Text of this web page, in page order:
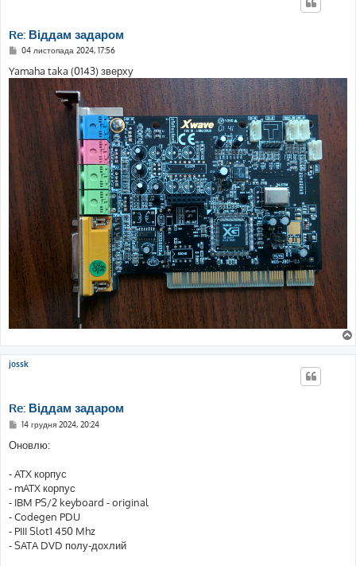
Re: Віддам задаром
П
в
і
о
м
л
н
я
04 листопада 2024, 17:56
Yamaha taka (0143) зверху
jossk
Re: Віддам задаром
П
в
і
о
м
л
е
н
н
я
14 грудня 2024, 20:24
Оновлю:
- ATX корпус
- mATX корпус
- IBM PS/2 keyboard - original
- Codegen PDU
- PIII Slot1 450 Mhz
- SATA DVD полу-дохлий